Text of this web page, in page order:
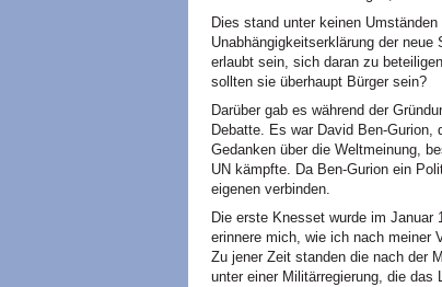
Dies stand unter keinen
Unabhängigkeitserklärung der
erlaubt sein, sich daran zu
sollten sie überhaupt Bürger sein?
Darüber gab es während der
Debatte. Es war David Ben-
Gedanken über die Weltmeinung,
UN kämpfte. Da Ben-Gurion ein
eigenen verbinden.
Die erste Knesset wurde im Januar
erinnere mich, wie ich nach meiner
Zu jener Zeit standen die nach der
unter einer Militärregierung, die